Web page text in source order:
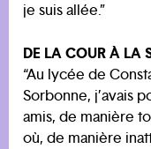
je suis allée.”
DE LA COUR À LA
“Au lycée de
Sorbonne, j’avais
amis, de manière
où, de manière